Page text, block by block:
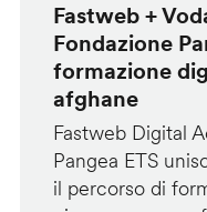
Fastweb +
Fondazione
formazione
afghane
Fastweb Digital
Pangea ETS
il percorso di